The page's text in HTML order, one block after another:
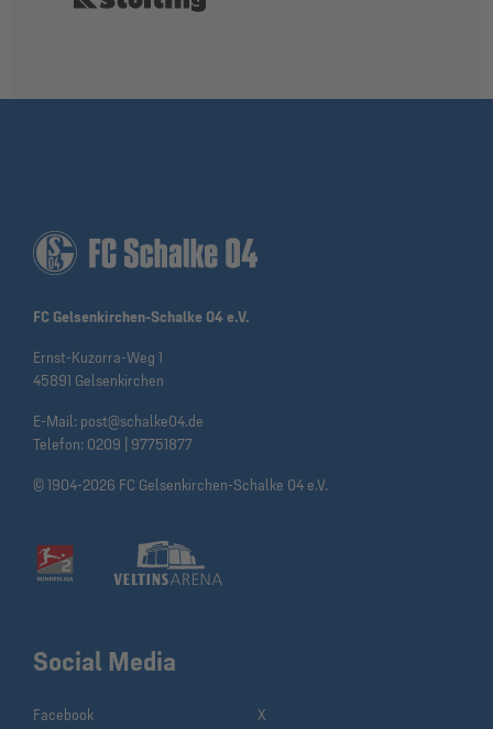
FC Gelsenkirchen-Schalke 04 e.V.
Ernst-Kuzorra-Weg 1
45891 Gelsenkirchen
E-Mail: post@schalke04.de
Telefon: 0209 | 97751877
© 1904-2026 FC Gelsenkirchen-Schalke 04 e.V.
Social Media
Facebook
X